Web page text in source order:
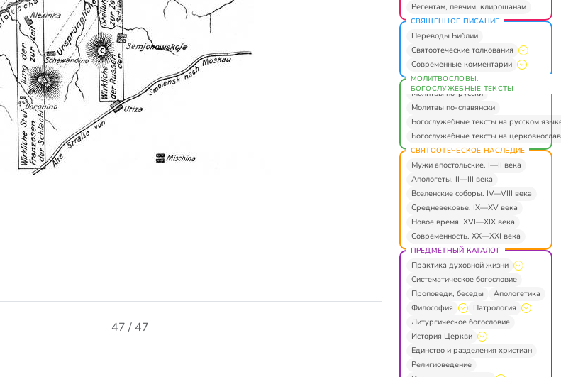
47 / 47
Регентам, певчим, клирошанам
СВЯЩЕННОЕ ПИСАНИЕ
Переводы Библии
Святоотеческие толкования
Современные комментарии
МОЛИТВОСЛОВЫ.
БОГОСЛУЖЕБНЫЕ ТЕКСТЫ
Молитвы по-русски
Молитвы по-славянски
Богослужебные тексты на русском
Богослужебные тексты на
СВЯТООТЕЧЕСКОЕ НАСЛЕДИЕ
Мужи апостольские. I—II века
Апологеты. II—III века
Вселенские соборы. IV—VIII века
Средневековье. IX—XV века
Новое время. XVI—XIX века
Современность. XX—XXI века
ПРЕДМЕТНЫЙ КАТАЛОГ
Практика духовной жизни
Систематическое богословие
Проповеди, беседы
Апологетика
Философия
Патрология
Литургическое богословие
История Церкви
Единство и разделения христиан
Религиоведение